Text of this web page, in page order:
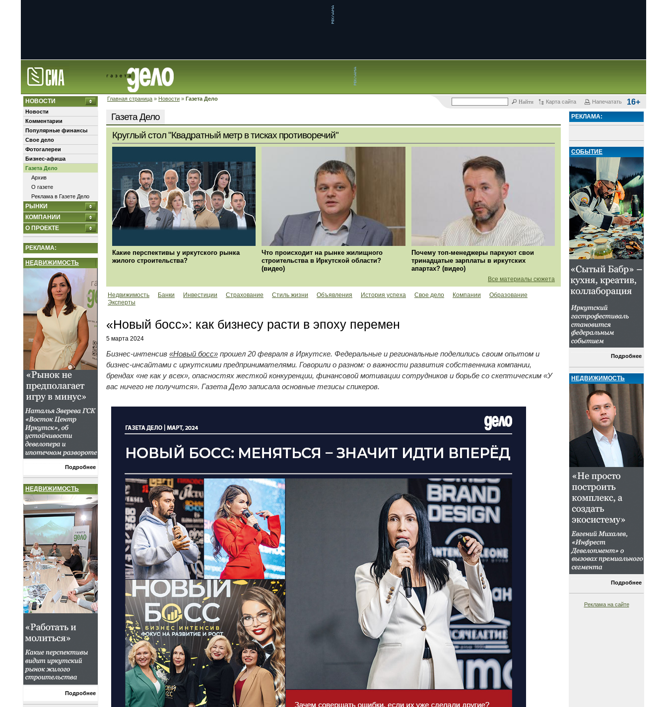
Главная страница » Новости » Газета Дело
Карта сайта Напечатать 16+
НОВОСТИ
Новости
Комментарии
Популярные финансы
Свое дело
Фотогалереи
Бизнес-афиша
Газета Дело
Архив
О газете
Реклама в Газете Дело
РЫНКИ
КОМПАНИИ
О ПРОЕКТЕ
РЕКЛАМА:
НЕДВИЖИМОСТЬ
Подробнее
НЕДВИЖИМОСТЬ
Подробнее
Газета Дело
Круглый стол "Квадратный метр в тисках противоречий"
Какие перспективы у иркутского рынка
жилого строительства?
Что происходит на рынке жилищного
строительства в Иркутской области?
(видео)
Почему топ-менеджеры паркуют свои
тринадцатые зарплаты в иркутских
апартах? (видео)
Все материалы сюжета
Недвижимость Банки Инвестиции Страхование Стиль жизни Объявления История успеха Свое дело Компании
Образование
Эксперты
«Новый босс»: как бизнесу расти в эпоху перемен
5 марта 2024
Бизнес-интенсив «Новый босс» прошел 20 февраля в Иркутске. Федеральные и региональные поделились своим опытом и
бизнес-инсайтами с иркутскими предпринимателями. Говорили о разном: о важности развития собственника компании,
брендах «не как у всех», опасностях жесткой конкуренции, финансовой мотивации сотрудников и борьбе со скептическим «У
вас ничего не получится». Газета Дело записала основные тезисы спикеров.
РЕКЛАМА:
СОБЫТИЕ
Подробнее
НЕДВИЖИМОСТЬ
Подробнее
Реклама на сайте